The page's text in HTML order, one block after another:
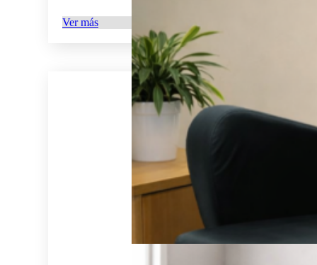
Ver más